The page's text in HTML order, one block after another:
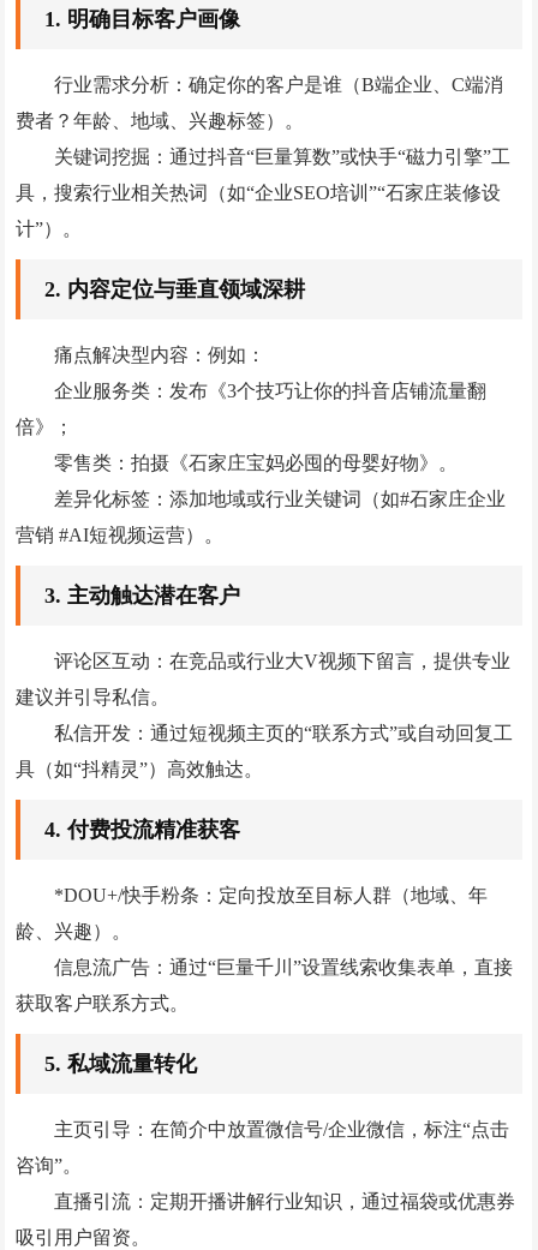
建站新闻
网站制作
竞价托管
GEO优化
抖音代运营
问答
联系我们
‌1. 明确目标客户画像‌
‌行业需求分析‌：确定你的客户是谁（B端企业、C端消
费者？年龄、地域、兴趣标签）。
‌关键词挖掘‌：通过抖音“巨量算数”或快手“磁力引擎”工
具，搜索行业相关热词（如“企业SEO培训”“石家庄装修设
计”）。
‌2. 内容定位与垂直领域深耕‌
‌痛点解决型内容‌：例如：
企业服务类：发布《3个技巧让你的抖音店铺流量翻
倍》；
零售类：拍摄《石家庄宝妈必囤的母婴好物》。
‌差异化标签‌：添加地域或行业关键词（如#石家庄企业
营销 #AI短视频运营）。
‌3. 主动触达潜在客户‌
‌评论区互动‌：在竞品或行业大V视频下留言，提供专业
建议并引导私信。
‌私信开发‌：通过短视频主页的“联系方式”或自动回复工
具（如“抖精灵”）高效触达。
‌4. 付费投流精准获客‌
‌*DOU+/快手粉条‌：定向投放至目标人群（地域、年
龄、兴趣）。
‌信息流广告‌：通过“巨量千川”设置线索收集表单，直接
获取客户联系方式。
‌5. 私域流量转化‌
‌主页引导‌：在简介中放置微信号/企业微信，标注“点击
咨询”。‌
直播引流‌：定期开播讲解行业知识，通过福袋或优惠券
吸引用户留资。